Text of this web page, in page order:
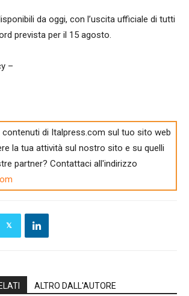
da oggi, con l’uscita ufficiale di tutti
prevista per il 15 agosto.
–
contenuti di Italpress.com sul tuo sito web
la tua attività sul nostro sito e su quelli
partner? Contattaci all'indirizzo
ALTRO DALL'AUTORE